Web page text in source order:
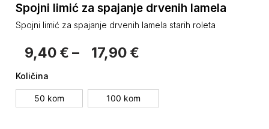
Spojni limić za spajanje drvenih lamela
Spojni limić za spajanje drvenih lamela starih roleta
9,40 € – 17,90 €
Količina
50 kom 100 kom